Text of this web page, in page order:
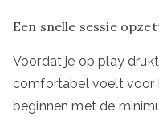
Een snelle sessie
Voordat je op play
comfortabel voelt voor
beginnen met de